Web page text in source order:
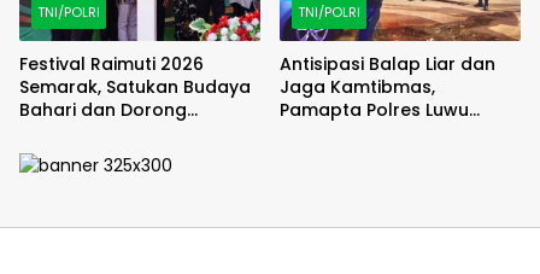
TNI/POLRI
Festival Raimuti 2026
Semarak, Satukan Budaya
Bahari dan Dorong
TNI/POLRI
Antisipasi Balap Liar dan
Jaga Kamtibmas,
Pamapta Polres Luwu